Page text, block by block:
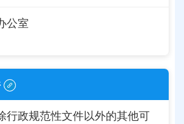
公室
行政规范性文件以外的其他可